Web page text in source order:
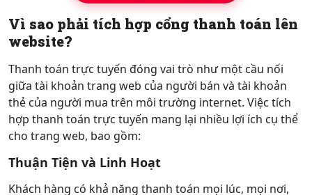
Vì sao phải tích hợp cổng thanh toán lên
website?
Thanh toán trực tuyến đóng vai trò như một cầu nối
giữa tài khoản trang web của người bán và tài khoản
thẻ của người mua trên môi trường internet. Việc tích
hợp thanh toán trực tuyến mang lại nhiều lợi ích cụ thể
cho trang web, bao gồm:
Thuận Tiện và Linh Hoạt
Khách hàng có khả năng thanh toán mọi lúc, mọi nơi,